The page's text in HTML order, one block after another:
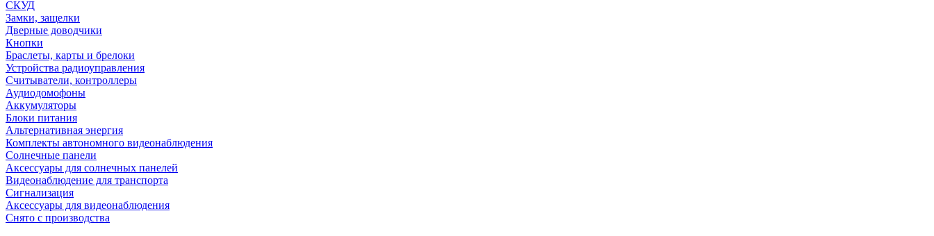
СКУД
Замки, защелки
Дверные доводчики
Кнопки
Браслеты, карты и брелоки
Устройства радиоуправления
Считыватели, контроллеры
Аудиодомофоны
Аккумуляторы
Блоки питания
Альтернативная энергия
Комплекты автономного видеонаблюдения
Солнечные панели
Аксессуары для солнечных панелей
Видеонаблюдение для транспорта
Сигнализация
Аксессуары для видеонаблюдения
Снято с производства